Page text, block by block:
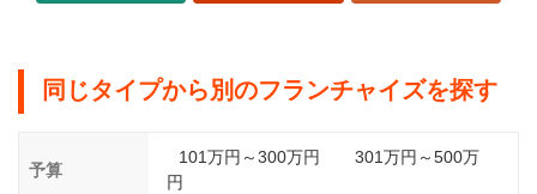
同じタイプから別のフランチャイズを探す
予算
101万円～300万円
301万円～500万
円